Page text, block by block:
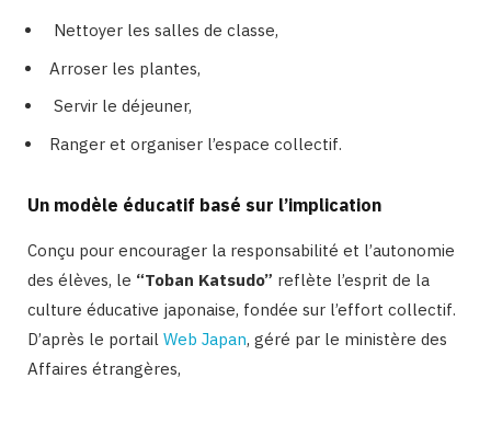
Nettoyer les salles de classe,
Arroser les plantes,
Servir le déjeuner,
Ranger et organiser l’espace collectif.
Un modèle éducatif basé sur l’implication
Conçu pour encourager la responsabilité et l’autonomie
des élèves, le “Toban Katsudo” reflète l’esprit de la
culture éducative japonaise, fondée sur l’effort collectif.
D’après le portail Web Japan, géré par le ministère des
Affaires étrangères,